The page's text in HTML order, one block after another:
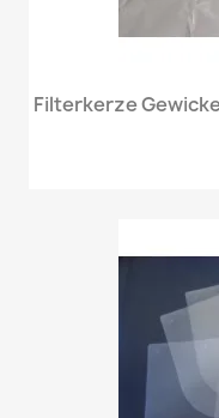
Filterkerze